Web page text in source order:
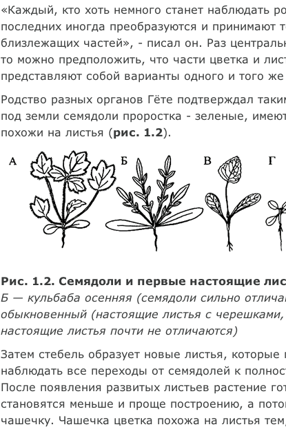
«Каждый, кто хоть немного станет наблюдать
последних иногда преобразуются и принимают
близлежащих частей», - писал он. Раз
то можно предположить, что части цветка и
представляют собой варианты одного и того же
Родство разных органов Гёте подтверждал
под земли семядоли проростка - зеленые,
похожи на листья (рис. 1.2).
Рис. 1.2. Семядоли и первые настоящие
Б — кульбаба осенняя (семядоли сильно
обыкновенный (настоящие листья с
настоящие листья почти не отличаются)
Затем стебель образует новые листья,
наблюдать все переходы от семядолей к
После появления развитых листьев растение
становятся меньше и проще построению, а
чашечку. Чашечка цветка похожа на листья